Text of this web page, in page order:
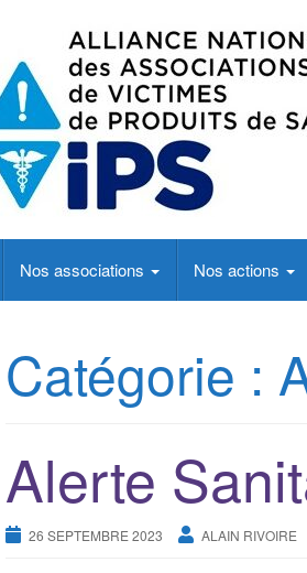
du vue des patients
Nos associations Nos actions
Catégorie :
Alerte
26 SEPTEMBRE 2023 ALAIN RIVOIRE